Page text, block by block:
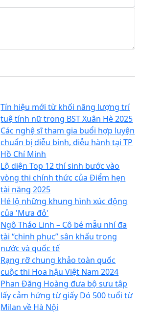
Tín hiệu mới từ khối năng lượng trí
tuệ tính nữ trong BST Xuân Hè 2025
Các nghệ sĩ tham gia buổi hợp luyện
chuẩn bị diễu binh, diễu hành tại TP
Hồ Chí Minh
Lộ diện Top 12 thí sinh bước vào
vòng thi chính thức của Điểm hẹn
tài năng 2025
Hé lộ những khung hình xúc động
của 'Mưa đỏ'
Ngô Thảo Linh – Cô bé mẫu nhí đa
tài “chinh phục” sân khấu trong
nước và quốc tế
Rạng rỡ chung khảo toàn quốc
cuộc thi Hoa hậu Việt Nam 2024
Phan Đăng Hoàng đưa bộ sưu tập
lấy cảm hứng từ giấy Dó 500 tuổi từ
Milan về Hà Nội